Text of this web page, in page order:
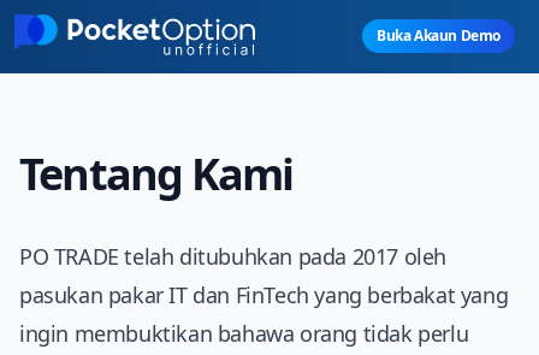
Skip to main content
Buka Akaun Demo
Tentang Kami
PO TRADE telah ditubuhkan pada 2017 oleh
pasukan pakar IT dan FinTech yang berbakat yang
ingin membuktikan bahawa orang tidak perlu